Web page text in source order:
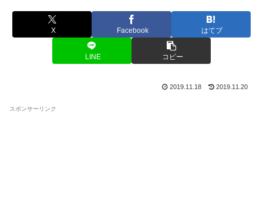
X Facebook はてブ
LINE コピー
2019.11.18 2019.11.20
スポンサーリンク